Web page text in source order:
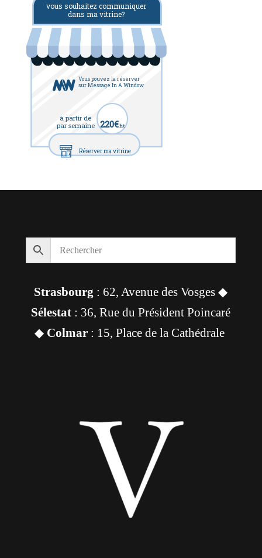
vous souhaitez communiquer
dans ma vitrine?
Vous pouvez la réserver
sur Message In A Window
à partir de
par semaine 220€ht
Réserver ma vitrine
Strasbourg : 62, Avenue des Vosges ◆
Sélestat : 36, Rue du Président Poincaré
◆ Colmar: 15, Place de la Cathédrale